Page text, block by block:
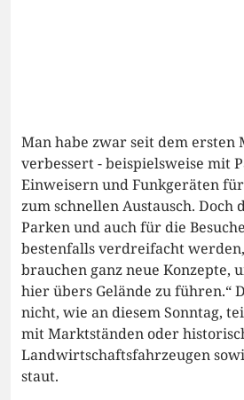
Man habe zwar seit dem ersten
verbessert - beispielsweise mit
Einweisern und Funkgeräten
zum schnellen Austausch. Doch
Parken und auch für die
bestenfalls verdreifacht
brauchen ganz neue Konzepte,
hier übers Gelände zu führen.“
nicht, wie an diesem Sonntag,
mit Marktständen oder
Landwirtschaftsfahrzeugen
staut.